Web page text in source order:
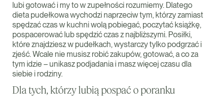
lubi gotować i my to w zupełności rozumiemy. Dlatego
dieta pudełkowa wychodzi naprzeciw tym, którzy zamiast
spędzać czas w kuchni wolą pobiegać, poczytać książkę,
pospacerować lub spędzić czas z najbliższymi. Posiłki,
które znajdziesz w pudełkach, wystarczy tylko podgrzać i
zjeść. Wcale nie musisz robić zakupów, gotować, a co za
tym idzie – unikasz podjadania i masz więcej czasu dla
siebie i rodziny.
Dla tych, którzy lubią pospać o poranku